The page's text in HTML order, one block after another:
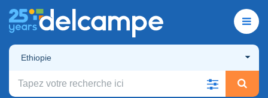
Ethiopie